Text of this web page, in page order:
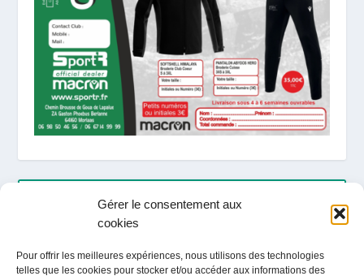
Gérer le consentement aux
cookies
Pour offrir les meilleures expériences, nous utilisons des technologies
telles que les cookies pour stocker et/ou accéder aux informations des
ARTICLES RÉCENTS